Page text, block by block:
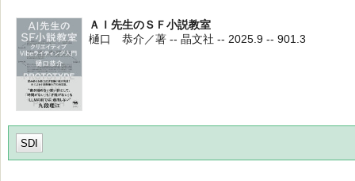
ＡＩ先生のＳＦ小説教室
樋口 恭介／著 -- 晶文社 -- 2025.9 -- 901.3
SDI